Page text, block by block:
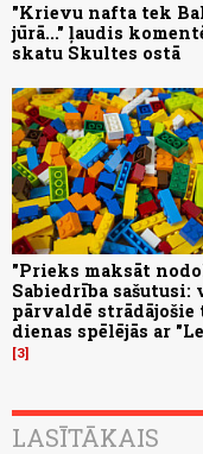
"Krievu nafta tek
jūrā..." ļaudis
skatu Skultes ostā
"Prieks maksāt
Sabiedrība sašutusi:
pārvaldē strādājošie
dienas spēlējās ar
3
LASĪTĀKAIS